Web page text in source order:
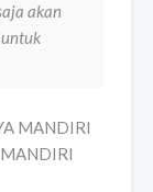
akan